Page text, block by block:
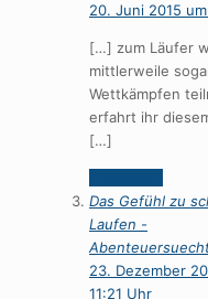
20. Juni 2015
[…] zum Läufer
mittlerweile
Wettkämpfen
erfahrt ihr
[…]
Das Gefühl zu
Laufen -
23. Dezember
11:21 Uhr